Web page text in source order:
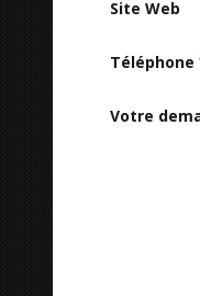
Site Web
Téléphone
Votre